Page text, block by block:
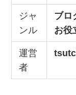
ジャ
ンル
ブロ
お役
運営
者